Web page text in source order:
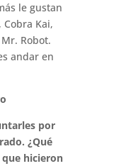
le gustan
Kai,
Robot.
andar en
por
¿Qué
hicieron